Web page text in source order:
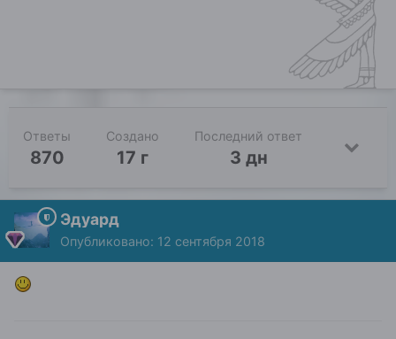
Ответы
870
Создано
17 г
Последний ответ
3 дн
Эдуард
Опубликовано: 12 сентября 2018